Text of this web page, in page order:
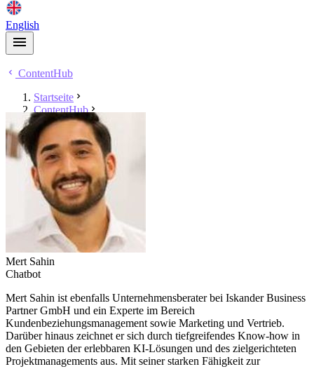
English
ContentHub
Startseite
ContentHub
Mert Sahin
Mert Sahin
Chatbot
Mert Sahin ist ebenfalls Unternehmensberater bei Iskander Business
Partner GmbH und ein Experte im Bereich
Kundenbeziehungsmanagement sowie Marketing und Vertrieb.
Darüber hinaus zeichnet er sich durch tiefgreifendes Know-how in
den Gebieten der erlebbaren KI-Lösungen und des zielgerichteten
Projektmanagements aus. Mit seiner starken Fähigkeit zur